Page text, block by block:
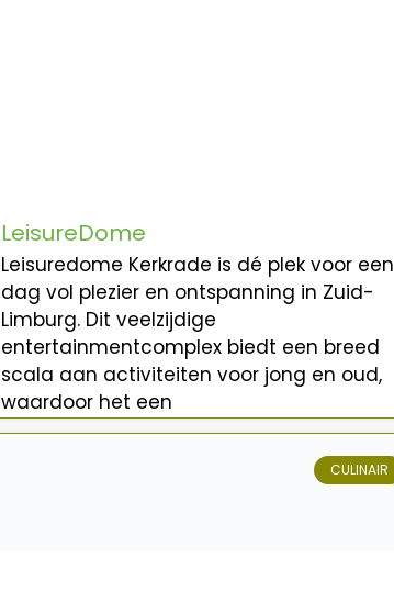
LeisureDome
Leisuredome Kerkrade is dé plek voor een
dag vol plezier en ontspanning in Zuid-
Limburg. Dit veelzijdige
entertainmentcomplex biedt een breed
scala aan activiteiten voor jong en oud,
waardoor het een
CULINAIR